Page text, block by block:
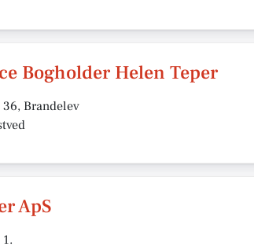
Bogholder Helen Teper
Brandelev
ApS